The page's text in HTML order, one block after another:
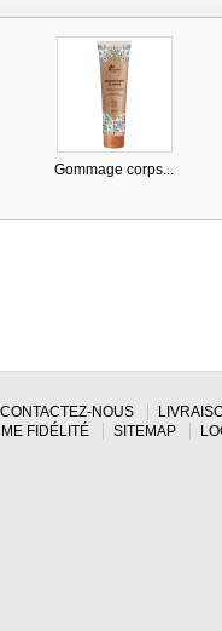
Gommage corps...
CONTACTEZ-NOUS
FIDÉLITÉ SITEMAP